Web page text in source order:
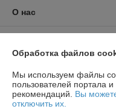
О нас
График работы
Обработка файлов
Мы используем файлы
пользователей портала
рекомендаций. Вы
отключить их.